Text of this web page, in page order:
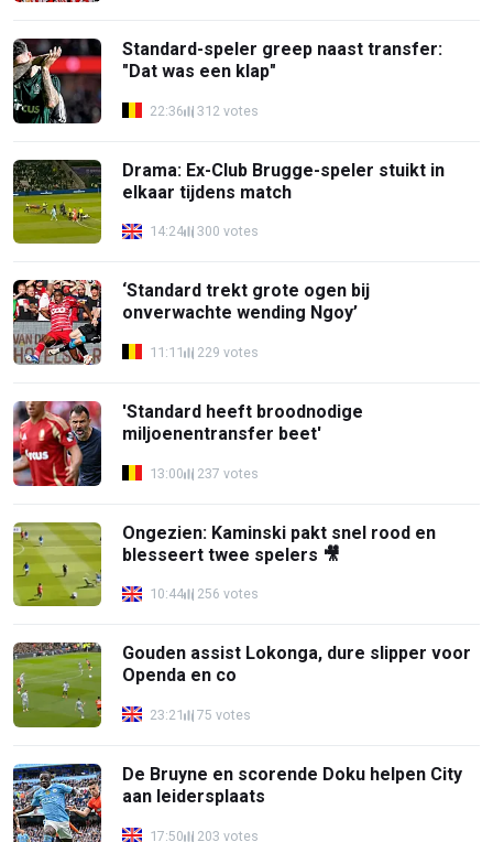
Standard-speler greep naast transfer:
"Dat was een klap"
22:36 312 votes
Drama: Ex-Club Brugge-speler stuikt in
elkaar tijdens match
14:24 300 votes
‘Standard trekt grote ogen bij
onverwachte wending Ngoy’
11:11 229 votes
'Standard heeft broodnodige
miljoenentransfer beet'
13:00 237 votes
Ongezien: Kaminski pakt snel rood en
blesseert twee spelers 🎥
10:44 256 votes
Gouden assist Lokonga, dure slipper voor
Openda en co
23:21 75 votes
De Bruyne en scorende Doku helpen City
aan leidersplaats
17:50 203 votes